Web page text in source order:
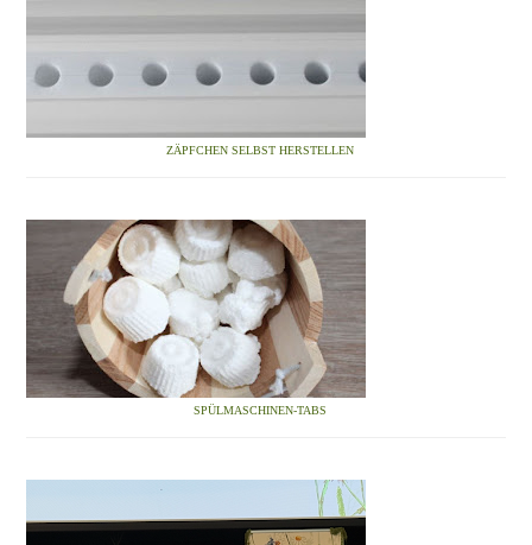
ZÄPFCHEN SELBST HERSTELLEN
SPÜLMASCHINEN-TABS